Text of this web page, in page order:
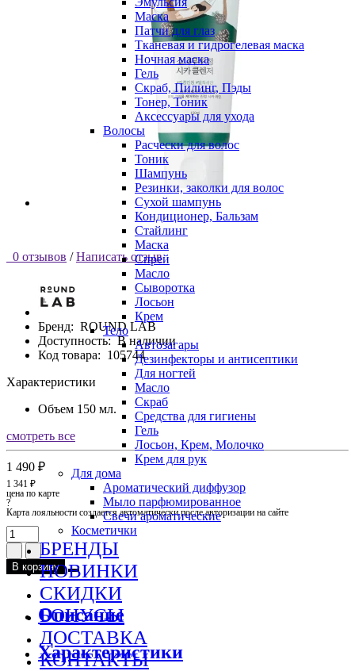
Маска
Патчи для глаз
Тканевая и гидрогелевая маска
Ночная маска
Гель
Скраб, Пилинг, Пэды
Тонер, Тоник
Аксессуары для ухода
Волосы
Расчески для волос
Тоник
Шампунь
Резинки, заколки для волос
Сухой шампунь
Кондиционер, Бальзам
Стайлинг
Маска
Спрей
Масло
Сыворотка
Лосьон
Крем
Тело
Автозагары
Дезинфекторы и антисептики
Для ногтей
Масло
Скраб
Средства для гигиены
Гель
Лосьон, Крем, Молочко
Крем для рук
Для дома
Ароматический диффузор
Мыло парфюмированное
Свечи ароматические
Косметички
БРЕНДЫ
НОВИНКИ
СКИДКИ
БОНУСЫ
ДОСТАВКА
КОНТАКТЫ
0 отзывов / Написать отзыв
Бренд: ROUND LAB
Доступность:В наличии
Код товара: 105744
Характеристики
Объем 150 мл.
смотреть все
1 490 ₽
1 341 ₽
цена по карте
?
Карта лояльности создается автоматически после авторизации на сайте
В корзину
Описание
Характеристики